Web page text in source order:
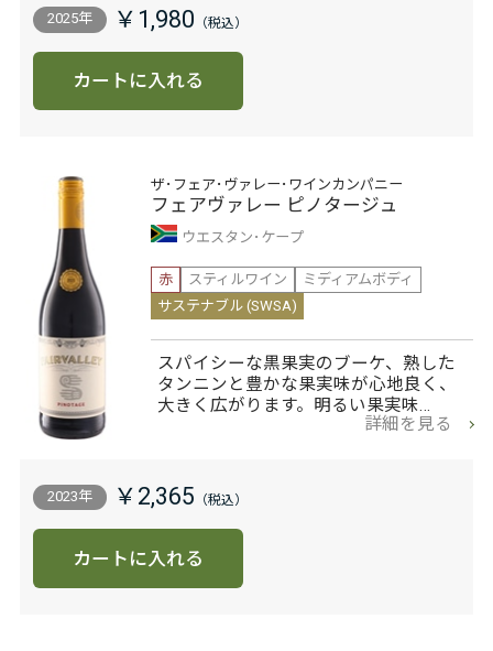
2025年 ￥1,980
カートに入れる
ザ･フェア･ヴァレー･ワインカンパニー
フェアヴァレー ピノタージュ
ウエスタン･ケープ
赤
スティルワイン
ミディアムボディ
サステナブル (SWSA)
スパイシーな黒果実のブーケ、熟した
タンニンと豊かな果実味が心地良く、
大きく広がります。明るい果実味…
詳細を見る
2023年 ￥2,365
カートに入れる